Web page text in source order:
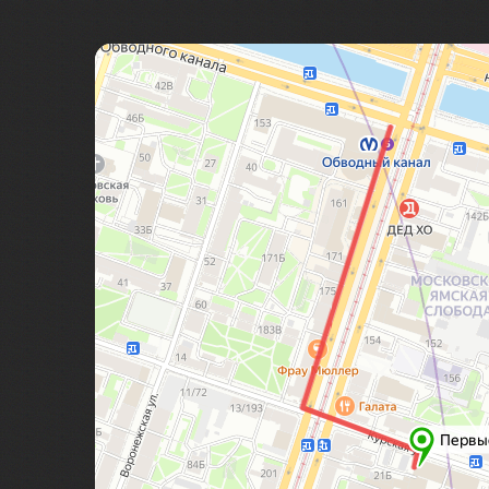
Байконур
Баку
Бали
Балтийск
Бангкок
Баскунчак
Бахчисарай
Башкирия
Бежецк
Бежецк
Беларусь
Белград
Беловежская пуща